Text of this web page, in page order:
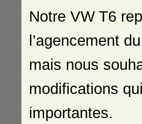
Notre VW T6
l’agencement
mais nous
modifications
importantes.